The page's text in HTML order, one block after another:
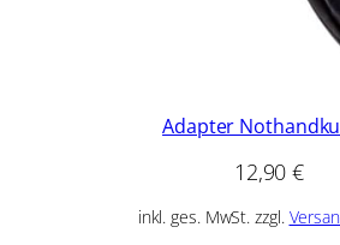
Adapter
12,90€
inkl. ges. MwSt. zzgl.